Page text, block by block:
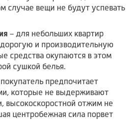
случае вещи не будут успевать
– для небольших квартир
и производительную
средства окупаются в этом
сушкой белья.
предпочитает
которые не выдерживают
высокоскоростной отжим не
центробежная сила порвет